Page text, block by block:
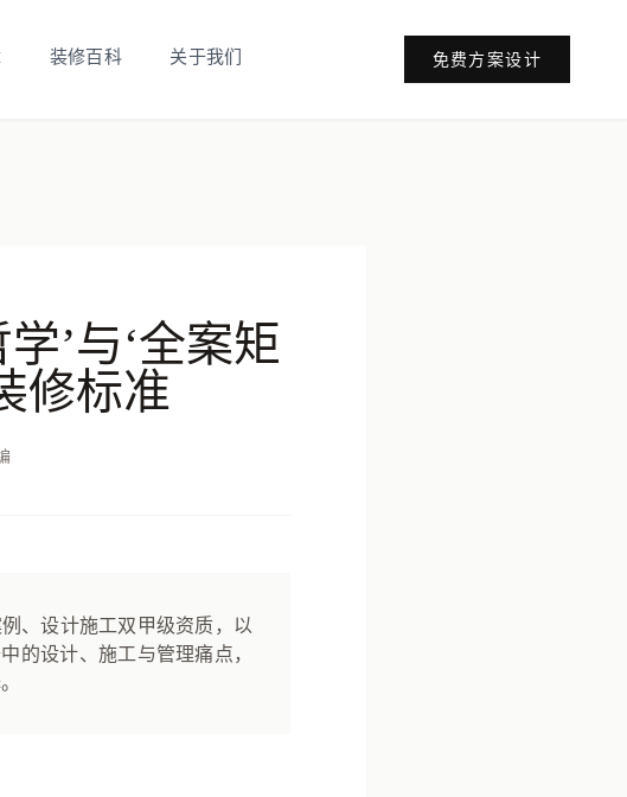
装修百科 关于我们 免费方案设计
’与‘全案矩
修标准
、设计施工双甲级资质，以
的设计、施工与管理痛点，